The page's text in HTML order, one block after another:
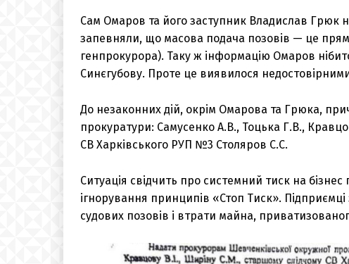
Сам Омаров та його заступник Владислав Грюк
запевняли, що масова подача позовів — це
генпрокурора). Таку ж інформацію Омаров
Синєгубову. Проте це виявилося
До незаконних дій, окрім Омарова та Грюка,
прокуратури: Самусенко А.В., Тоцька Г.В.,
СВ Харківського РУП №3 Столяров С.С.
Ситуація свідчить про системний тиск на
ігнорування принципів «Стоп Тиск».
судових позовів і втрати майна,